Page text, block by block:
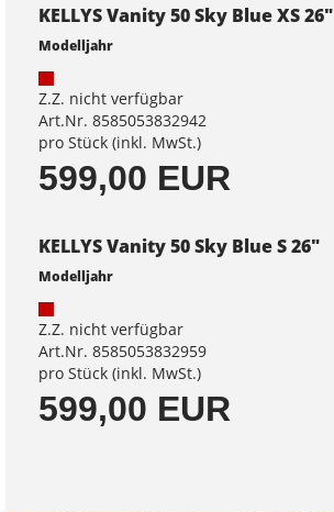
KELLYS Vanity 50 Sky Blue XS 26"
Modelljahr
Z.Z. nicht verfügbar
Art.Nr. 8585053832942
pro Stück (inkl. MwSt.)
599,00 EUR
KELLYS Vanity 50 Sky Blue S 26"
Modelljahr
Z.Z. nicht verfügbar
Art.Nr. 8585053832959
pro Stück (inkl. MwSt.)
599,00 EUR